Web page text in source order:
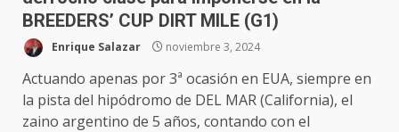
BREEDERS’ CUP DIRT MILE (G1)
Enrique Salazar noviembre 3, 2024
Actuando apenas por 3ª ocasión en EUA, siempre en
la pista del hipódromo de DEL MAR (California), el
zaino argentino de 5 años, contando con el